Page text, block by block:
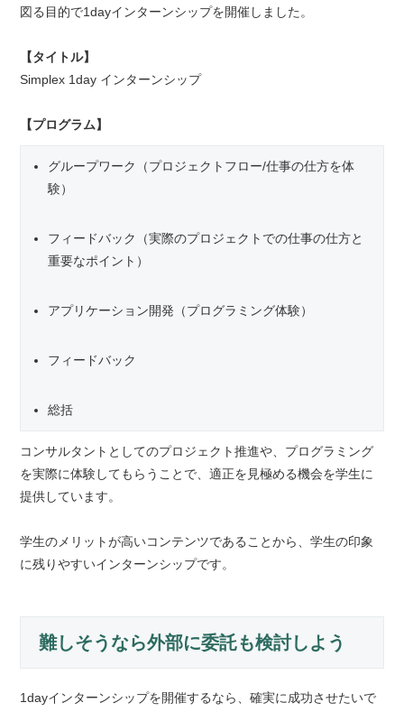
図る目的で1dayインターンシップを開催しました。
【タイトル】
Simplex 1day インターンシップ
【プログラム】
グループワーク（プロジェクトフロー/仕事の仕方を体
験）
フィードバック（実際のプロジェクトでの仕事の仕方と
重要なポイント）
アプリケーション開発（プログラミング体験）
フィードバック
総括
コンサルタントとしてのプロジェクト推進や、プログラミング
を実際に体験してもらうことで、適正を見極める機会を学生に
提供しています。
学生のメリットが高いコンテンツであることから、学生の印象
に残りやすいインターンシップです。
難しそうなら外部に委託も検討しよう
1dayインターンシップを開催するなら、確実に成功させたいで